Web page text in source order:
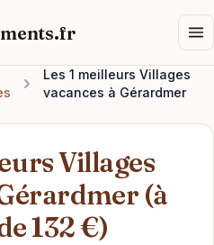
Les 1 meilleurs Villages
vacances à Gérardmer
Villages
(à
132 €)